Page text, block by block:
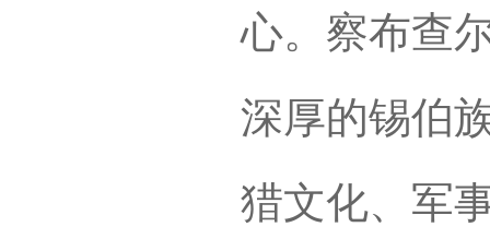
心。察布查
深厚的锡伯
猎文化、军